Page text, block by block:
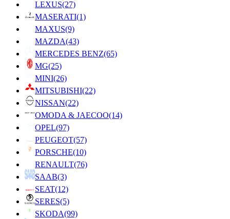
LEXUS(27)
MASERATI(1)
MAXUS(9)
MAZDA(43)
MERCEDES BENZ(65)
MG(25)
MINI(26)
MITSUBISHI(22)
NISSAN(22)
OMODA & JAECOO(14)
OPEL(97)
PEUGEOT(57)
PORSCHE(10)
RENAULT(76)
SAAB(3)
SEAT(12)
SERES(5)
SKODA(99)